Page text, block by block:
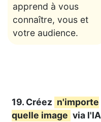
apprend à vous
connaître, vous et
votre audience.
19. Créez n'importe
quelle image via l'IA